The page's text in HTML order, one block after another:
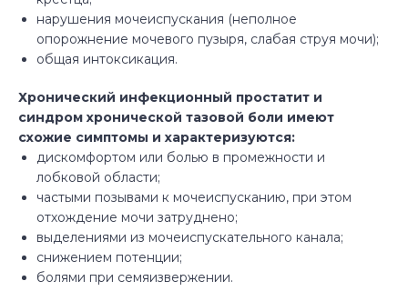
нарушения мочеиспускания (неполное
опорожнение мочевого пузыря, слабая струя мочи); ­
общая интоксикация.
Хронический инфекционный простатит и
синдром хронической тазовой боли имеют
схожие симптомы и характеризуются: ­
дискомфортом или болью в промежности и
лобковой области; ­
частыми позывами к мочеиспусканию, при этом
отхождение мочи затруднено; ­
выделениями из мочеиспускательного канала; ­
снижением потенции; ­
болями при семяизвержении.